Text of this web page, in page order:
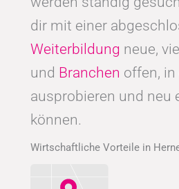
dir mit einer
Weiterbildung neue,
und Branchen offen,
ausprobieren und neu
können.
Wirtschaftliche Vorteile in